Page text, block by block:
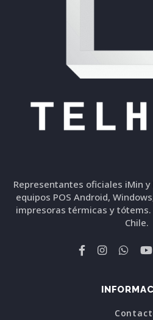
Representantes oficiales iMin y
equipos POS Android,
impresoras térmicas y
Chile.